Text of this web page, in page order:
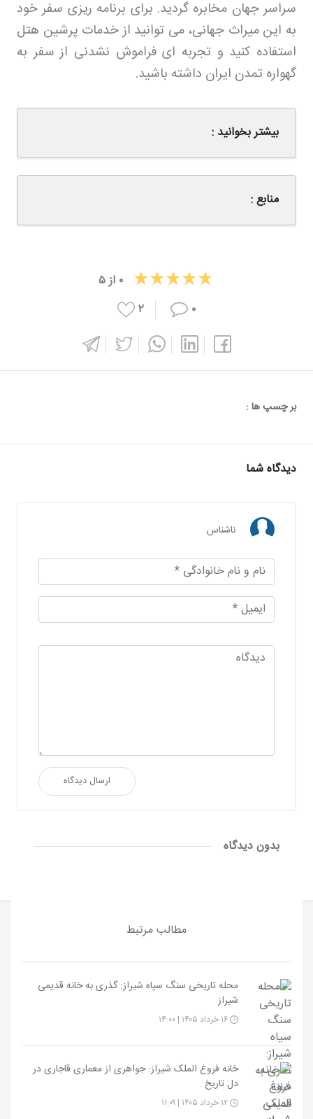
سراسر جهان مخابره گردید. برای برنامه ریزی سفر خود
به این میراث جهانی، می توانید از خدمات پرشین هتل
استفاده کنید و تجربه ای فراموش نشدنی از سفر به
گهواره تمدن ایران داشته باشید.
بیشتر بخوانید :
منابع :
۰ از۵
۰
۲
بر چسپ ها :
دیدگاه شما
ناشناس
ارسال دیدگاه
بدون دیدگاه
مطالب مرتبط
محله تاریخی سنگ سیاه شیراز: گذری به خانه قدیمی
شیراز
خانه فروغ الملک شیراز: جواهری از معماری قاجاری در
دل تاریخ